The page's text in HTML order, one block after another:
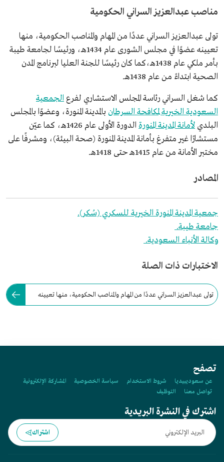
مناصب عبدالعزيز السراني الحكومية
تولى عبدالعزيز السراني عددًا من المهام والمناصب الحكومية، منها
تعيينه عضوًا في مجلس الشورى عام 1434هـ، ورئيسًا لجامعة طيبة
بأمر ملكي عام 1438هـ،كما كان رئيسًا للجنة العليا لبرنامج المدن
الصحية ابتداءً من عام 1438هـ.
كما شغل السراني رئاسة المجلس الاستشاري لفرع الجمعية
السعودية الخيرية لمكافحة السرطان بالمدينة المنورة، وعضوًا بالمجلس
البلدي لأمانة المدينة المنورة
الدورة الأولى عام 1426هـ، كما عيّن
مستشارًا غير متفرغ بأمانة المدينة المنورة (صحة البيئة)، ومشرفًا على
مختبر الأمانة من عام 1415هـ حتى 1418هـ.
المصادر
جمعية المدينة المنورة الخيرية للسكري (سُكر).
جامعة طيبة.
وكالة الأنباء السعودية.
الاختبارات ذات الصلة
تولى عبدالعزيز السراني عددًا من المهام والمناصب الحكومية، منها تعيينه
تصفح
عن سعوديبيديا شروط الاستخدام سياسة الخصوصية
المشاركة الإلكترونية
تواصل معنا
التوظيف
اشترك في النشرة البريدية
اشتراك